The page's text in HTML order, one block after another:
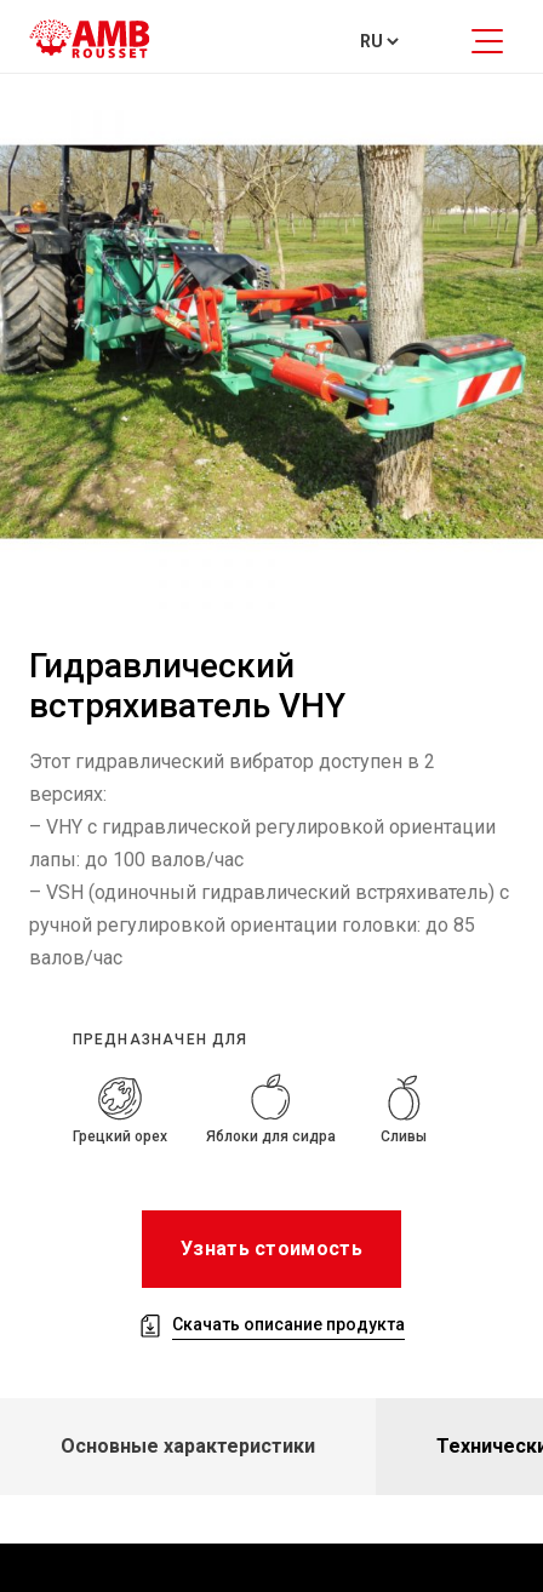
Гидравлический
встряхиватель VHY
Этот гидравлический вибратор доступен в 2
версиях:
– VHY с гидравлической регулировкой ориентации
лапы: до 100 валов/час
– VSH (одиночный гидравлический встряхиватель) с
ручной регулировкой ориентации головки: до 85
валов/час
ПРЕДНАЗНАЧЕН ДЛЯ
Грецкий орех Яблоки для сидра Сливы
Узнать стоимость
Скачать описание продукта
Основные характеристики